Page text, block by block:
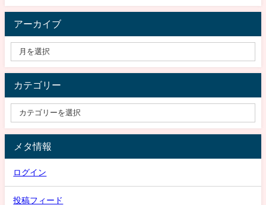
アーカイブ
カテゴリー
メタ情報
ログイン
投稿フィード